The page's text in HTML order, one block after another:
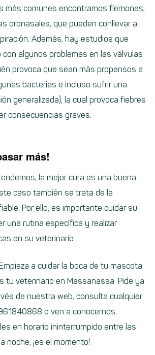
más comunes encontramos flemones,
oronasales, que pueden conllevar a
Además, hay estudios que
con algunos problemas en las válvulas
provoca que sean más propensos a
bacterias e incluso sufrir una
generalizada), la cual provoca fiebres
consecuencias graves.
más!
la mejor cura es una buena
caso también se trata de la
Por ello, es importante cuidar su
una rutina específica y realizar
en su veterinario.
a cuidar la boca de tu mascota
tu veterinario en Massanassa. Pide ya
de nuestra web, consulta cualquier
o ven a conocernos.
en horario ininterrumpido entre las
noche, ¡es el momento!